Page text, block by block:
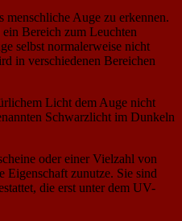
Auge zu erkennen.
Bereich zum Leuchten
selbst normalerweise nicht
in verschiedenen Bereichen
Licht dem Auge nicht
Schwarzlicht im Dunkeln
oder einer Vielzahl von
Eigenschaft zunutze. Sie sind
die erst unter dem UV-